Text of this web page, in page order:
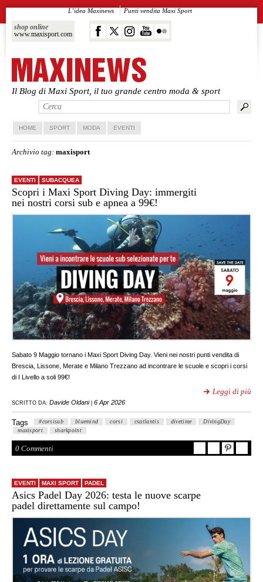
Il Blog di Maxi Sport, il tuo grande centro moda & sport
shop online
www.maxisport.com
L’idea Maxinews Punti vendita Maxi Sport
Vai al contenuto principale
Vai al contenuto secondario
HOME SPORT MODA EVENTI
Archivio tag:maxisport
EVENTI SUBACQUEA
Scopri i Maxi Sport Diving Day: immergiti
nei nostri corsi sub e apnea a 99€!
Sabato 9 Maggio tornano i Maxi Sport Diving Day. Vieni nei nostri punti vendita di
Brescia, Lissone, Merate e Milano Trezzano ad incontrare le scuole e scopri i corsi
di I Livello a soli 99€!
Leggi di più
SCRITTO DA: Davide Oldani 6 Apr 2026
Tags #corsisub bluemind corsi csatlantis divetime
DivingDay
maxisport
sharkpoint
0 Commenti
EVENTI MAXI SPORT PADEL
Asics Padel Day 2026: testa le nuove scarpe
padel direttamente sul campo!